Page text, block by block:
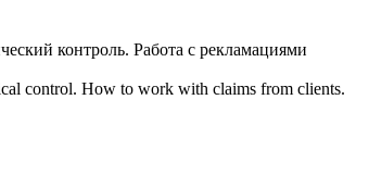
контроль. Работа с рекламациями
control. How to work with claims from clients.